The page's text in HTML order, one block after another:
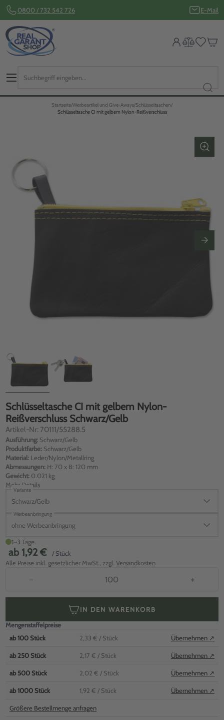
0800 / 732 542 726 E-Mail
Startseite Werbeartikel und Give-Aways Schlüsseltaschen
Schlüsseltasche CI mit gelbem Nylon-Reißverschluss
Schlüsseltasche CI mit gelbem Nylon-
Reißverschluss Schwarz/Gelb
Artikel-Nr: 70111/55288.5
Ausführung: Schwarz/Gelb
Produktfarbe: Schwarz/Gelb
Material: Leder/Nylon/Metallring
Abmessungen: H: 70 x B: 120 mm
Gewicht: 0.021 kg
Mehr Details
Variante
Schwarz/Gelb
Werbeanbringung
ohne Werbeanbringung
1–3 Tage
ab 1,92 €
/ Stück
Alle Preise inkl. gesetzlicher MwSt., zzgl. Versandkosten
− +
IN DEN WARENKORB
Mengenstaffelpreise
ab100 Stück 2,33 € / Stück Übernehmen ↗
ab 250 Stück 2,17 € / Stück Übernehmen ↗
ab 500 Stück 2,02 € / Stück Übernehmen ↗
ab1000 Stück 1,92 € / Stück Übernehmen ↗
Größere Bestellmenge anfragen